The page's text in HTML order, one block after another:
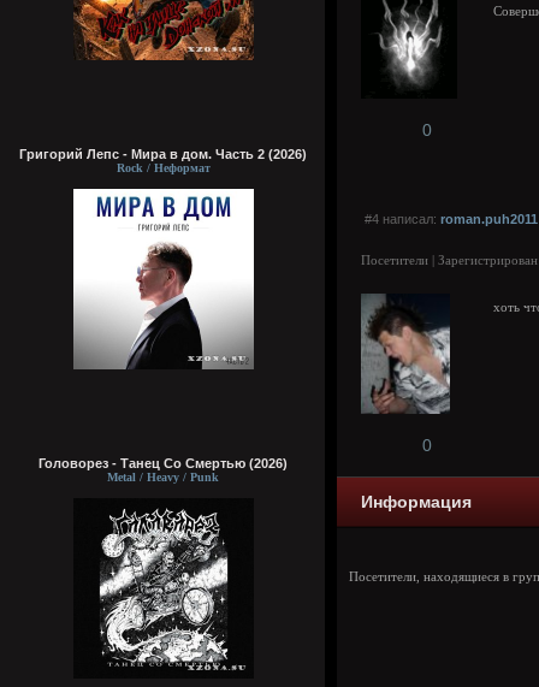
Григорий Лепс - Мира в дом. Часть 2 (2026)
Rock / Неформат
Головорез - Tанец Со Смертью (2026)
Metal / Heavy / Punk
0
#4 написал: roman.puh2011
Посетители |
хоть
0
Информация
Посетители, находящиеся в